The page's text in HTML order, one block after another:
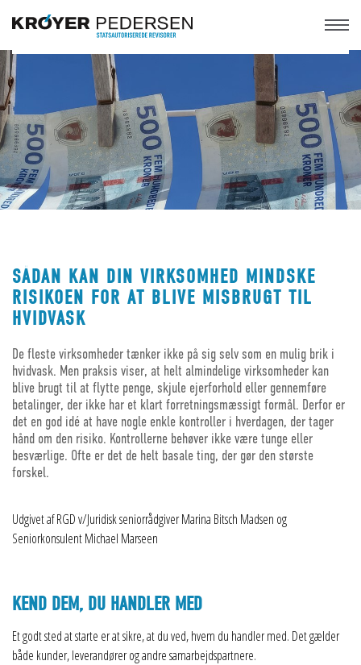
SÅDAN KAN DIN VIRKSOMHED MINDSKE
RISIKOEN FOR AT BLIVE MISBRUGT TIL
HVIDVASK
De fleste virksomheder tænker ikke på sig selv som en mulig brik i
hvidvask. Men praksis viser, at helt almindelige virksomheder kan
blive brugt til at flytte penge, skjule ejerforhold eller gennemføre
betalinger, der ikke har et klart forretningsmæssigt formål. Derfor er
det en god idé at have nogle enkle kontroller i hverdagen, der tager
hånd om den risiko. Kontrollerne behøver ikke være tunge eller
besværlige. Ofte er det de helt basale ting, der gør den største
forskel.
Udgivet af RGD v/Juridisk seniorrådgiver Marina Bitsch Madsen og
Seniorkonsulent Michael Marseen
KEND DEM, DU HANDLER MED
Et godt sted at starte er at sikre, at du ved, hvem du handler med. Det gælder
både kunder, leverandører og andre samarbejdspartnere.